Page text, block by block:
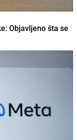
Objavljeno šta se